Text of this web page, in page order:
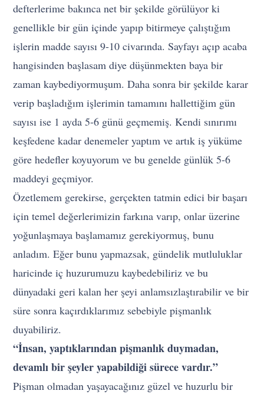
defterlerime bakınca net bir şekilde görülüyor ki
genellikle bir gün içinde yapıp bitirmeye çalıştığım
işlerin madde sayısı 9-10 civarında. Sayfayı açıp acaba
hangisinden başlasam diye düşünmekten baya bir
zaman kaybediyormuşum. Daha sonra bir şekilde karar
verip başladığım işlerimin tamamını hallettiğim gün
sayısı ise 1 ayda 5-6 günü geçmemiş. Kendi sınırımı
keşfedene kadar denemeler yaptım ve artık iş yüküme
göre hedefler koyuyorum ve bu genelde günlük 5-6
maddeyi geçmiyor.
Özetlemem gerekirse, gerçekten tatmin edici bir başarı
için temel değerlerimizin farkına varıp, onlar üzerine
yoğunlaşmaya başlamamız gerekiyormuş, bunu
anladım. Eğer bunu yapmazsak, gündelik mutluluklar
haricinde iç huzurumuzu kaybedebiliriz ve bu
dünyadaki geri kalan her şeyi anlamsızlaştırabilir ve bir
süre sonra kaçırdıklarımız sebebiyle pişmanlık
duyabiliriz.
“İnsan, yaptıklarından pişmanlık duymadan,
devamlı bir şeyler yapabildiği sürece vardır.”
Pişman olmadan yaşayacağınız güzel ve huzurlu bir